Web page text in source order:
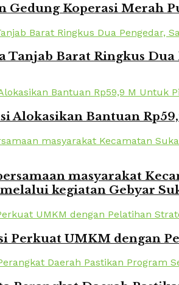
Gedung Koperasi Merah
Tanjab Barat Ringkus
Alokasikan Bantuan
masyarakat
kegiatan Gebyar
Perkuat UMKM dengan